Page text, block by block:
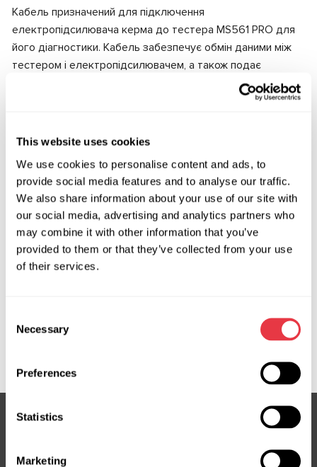
This website uses cookies
We use cookies to personalise content and ads, to
provide social media features and to analyse our traffic.
We also share information about your use of our site with
our social media, advertising and analytics partners who
may combine it with other information that you’ve
provided to them or that they’ve collected from your use
of their services.
Selection
Necessary
Preferences
Statistics
Marketing
Кабель призначений для підключення
електропідсилювача керма до тестера MS561 PRO для
його діагностики. Кабель забезпечує обмін даними між
тестером і електропідсилювачем, а також подає
електричне живлення на агрегат. Завдяки відповідності
роз'ємів кабеля та електропідсилювача забезпечується
Виробник:MSG Equipment
Запит ціни
OEM
488106198R, 488106771R, 488111KA0A, 488111KA0B,
488111KD0A, 488113NB0A, 488113NB0B, 488114BA0A,
Підписка на новини